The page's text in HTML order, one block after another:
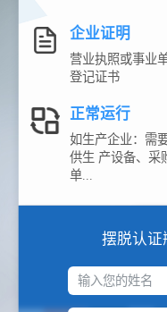
企业证明
营业执照或事业
登记证书
正常运行
如生产企业：需
供生 产设备、采
单...
摆脱认证
输入您的姓名